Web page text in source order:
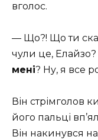
вголос.
— Що?! Що ти
чули це,
мені? Ну, я все
Він стрімголов
його пальці
Він накинувся